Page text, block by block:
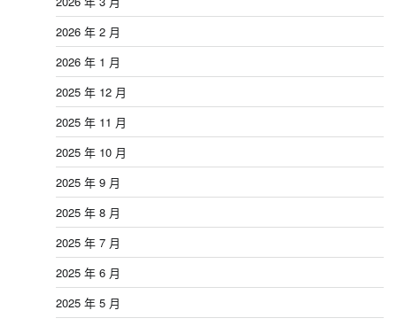
2026 年 2 月
2026 年 1 月
2025 年 12 月
2025 年 11 月
2025 年 10 月
2025 年 9 月
2025 年 8 月
2025 年 7 月
2025 年 6 月
2025 年 5 月